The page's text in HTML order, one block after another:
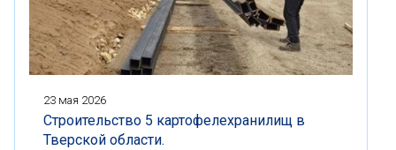
23 мая 2026
Строительство 5 картофелехранилищ в
Тверской области.